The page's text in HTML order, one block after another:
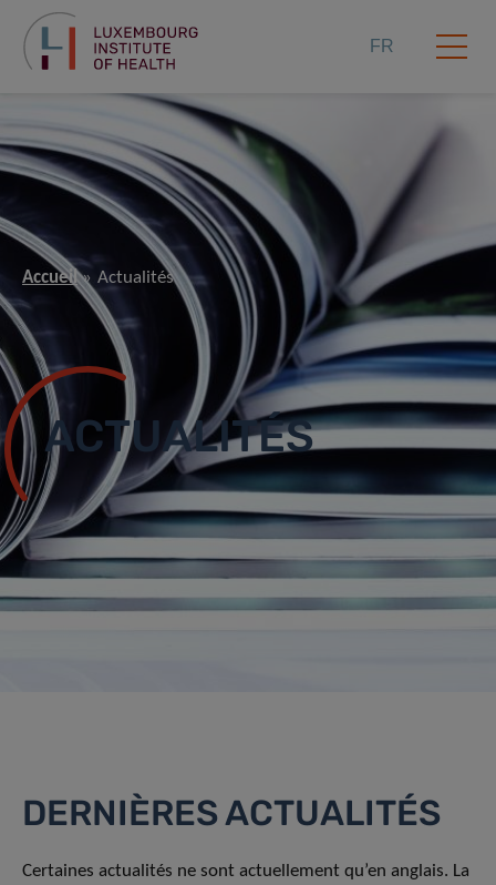
FR
Accueil Actualités
ACTUALITÉS
DERNIÈRES ACTUALITÉS
Certaines actualités ne sont actuellement qu’en anglais. La